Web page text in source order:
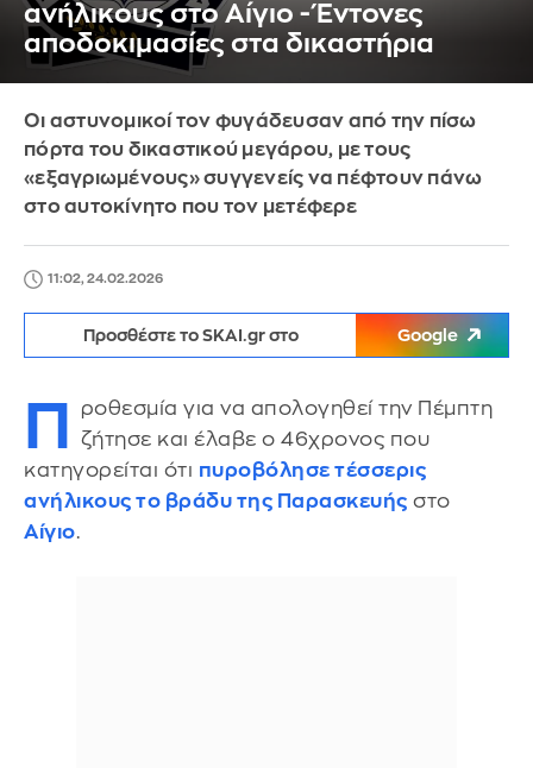
ανήλικους στο Αίγιο - Έντονες
αποδοκιμασίες στα δικαστήρια
Οι αστυνομικοί τον φυγάδευσαν από την πίσω
πόρτα του δικαστικού μεγάρου, με τους
«εξαγριωμένους» συγγενείς να πέφτουν πάνω
στο αυτοκίνητο που τον μετέφερε
11:02, 24.02.2026
Προσθέστε το SKAI.gr στο Google
Π
ροθεσμία για να απολογηθεί την Πέμπτη
ζήτησε και έλαβε ο 46χρονος που
κατηγορείται ότι πυροβόλησε τέσσερις
ανήλικους το βράδυ της Παρασκευής στο
Αίγιο.